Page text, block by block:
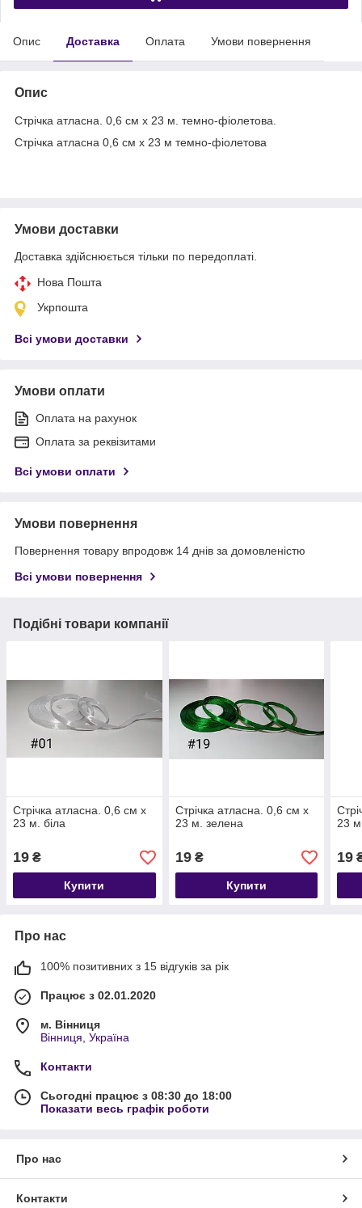
Опис Доставка Оплата Умови повернення
Опис
Стрічка атласна. 0,6 см х 23 м. темно-фіолетова.
Стрічка атласна 0,6 см х 23 м темно-фіолетова
Умови доставки
Доставка здійснюється тільки по передоплаті.
Нова Пошта
Укрпошта
Всі умови доставки
Умови оплати
Оплата на рахунок
Оплата за реквізитами
Всі умови оплати
Умови повернення
Повернення товару впродовж 14 днів за домовленістю
Всі умови повернення
Подібні товари компанії
Стрічка атласна. 0,6 см х
23 м. біла
19 ₴
Купити
Стрічка атласна. 0,6 см х
23 м. зелена
19₴
Купити
23
19
Про нас
100% позитивних з 15 відгуків за рік
Працює з 02.01.2020
м. Вінниця
Вінниця, Україна
Контакти
Сьогодні працює з 08:30 до 18:00
Показати весь графік роботи
Про нас
Контакти